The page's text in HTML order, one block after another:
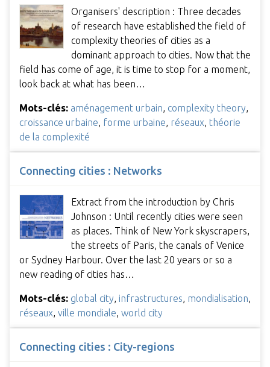
Organisers' description : Three decades
of research have established the field of
complexity theories of cities as a
dominant approach to cities. Now that the
field has come of age, it is time to stop for a moment,
look back at what has been…
Mots-clés: aménagement urbain, complexity theory,
croissance urbaine, forme urbaine, réseaux, théorie
de la complexité
Connecting cities : Networks
Extract from the introduction by Chris
Johnson : Until recently cities were seen
as places. Think of New York skyscrapers,
the streets of Paris, the canals of Venice
or Sydney Harbour. Over the last 20 years or so a
new reading of cities has…
Mots-clés: global city infrastructures mondialisation
réseaux ville mondiale world city
Connecting cities : City-regions